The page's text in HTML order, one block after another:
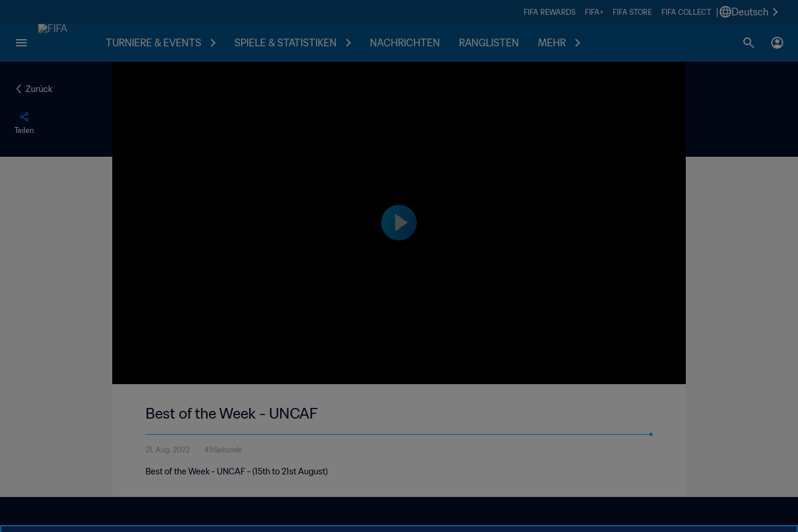
FIFA REWARDS FIFA+ FIFA STORE FIFA COLLECT Deutsch
TURNIERE & EVENTS SPIELE & STATISTIKEN NACHRICHTEN RANGLISTEN MEHR
Zurück
Teilen
Best of the Week - UNCAF
21. Aug. 2022 49Sekunde
Best of the Week - UNCAF - (15th to 21st August)